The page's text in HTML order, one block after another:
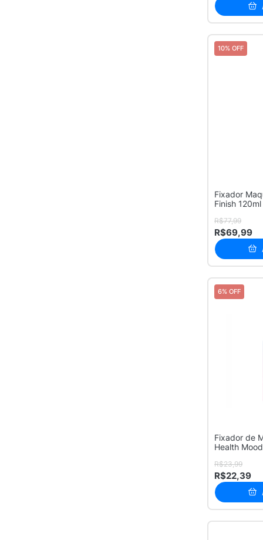
10% OFF
Fixador
Finish 120ml
R$77,99
R$69,99
6% OFF
Fixador de
Health
R$23,99
R$22,39